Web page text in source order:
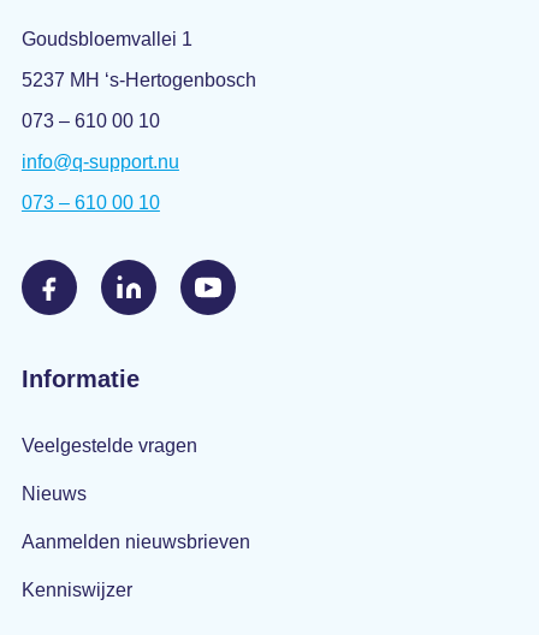
Goudsbloemvallei 1
5237 MH ‘s-Hertogenbosch
073 – 610 00 10
info@q-support.nu
073 – 610 00 10
Informatie
Veelgestelde vragen
Nieuws
Aanmelden nieuwsbrieven
Kenniswijzer